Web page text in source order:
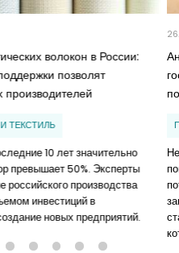
волокон в России:
позволят
производителей
ТЕКСТИЛЬ
10 лет значительно
превышает 50%. Эксперты
российского производства
инвестиций в
новых предприятий.